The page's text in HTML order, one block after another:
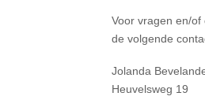
Voor vragen en/
de volgende
Jolanda
Heuvelsweg 19